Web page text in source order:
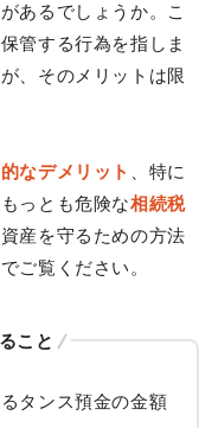
あるでしょうか。こ
管する行為を指しま
、そのメリットは限
なデメリット
、特に
っとも危険な相続税
産を守るための方法
ご覧ください。
こと
タンス預金の金額